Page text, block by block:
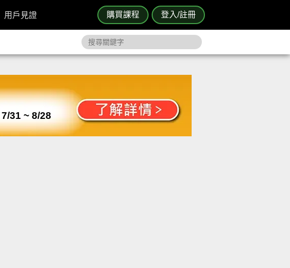
購買課程 登入/註冊
用戶見證
7/31 ~ 8/28